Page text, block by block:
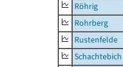
Röhrig
Rohrberg
Rustenfelde
Schachtebich